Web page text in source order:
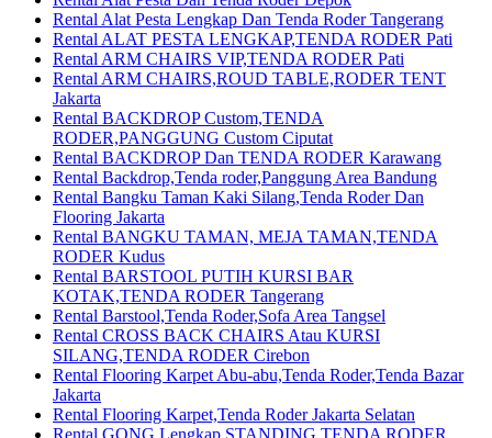
Rental Alat Pesta Lengkap Dan Tenda Roder Tangerang
Rental ALAT PESTA LENGKAP,TENDA RODER Pati
Rental ARM CHAIRS VIP,TENDA RODER Pati
Rental ARM CHAIRS,ROUD TABLE,RODER TENT
Jakarta
Rental BACKDROP Custom,TENDA
RODER,PANGGUNG Custom Ciputat
Rental BACKDROP Dan TENDA RODER Karawang
Rental Backdrop,Tenda roder,Panggung Area Bandung
Rental Bangku Taman Kaki Silang,Tenda Roder Dan
Flooring Jakarta
Rental BANGKU TAMAN, MEJA TAMAN,TENDA
RODER Kudus
Rental BARSTOOL PUTIH KURSI BAR
KOTAK,TENDA RODER Tangerang
Rental Barstool,Tenda Roder,Sofa Area Tangsel
Rental CROSS BACK CHAIRS Atau KURSI
SILANG,TENDA RODER Cirebon
Rental Flooring Karpet Abu-abu,Tenda Roder,Tenda Bazar
Jakarta
Rental Flooring Karpet,Tenda Roder Jakarta Selatan
Rental GONG Lengkap STANDING,TENDA RODER